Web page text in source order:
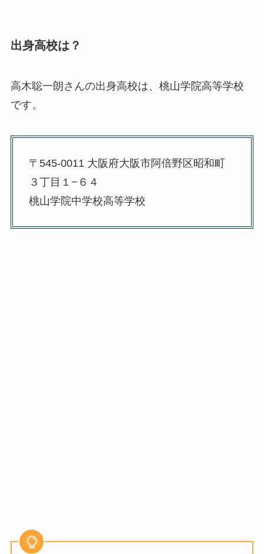
出身高校は？
高木聡一朗さんの出身高校は、桃山学院高等学校
です。
〒545-0011 大阪府大阪市阿倍野区昭和町
３丁目１−６４
桃山学院中学校高等学校